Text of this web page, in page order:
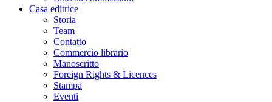
Casa editrice
Storia
Team
Contatto
Commercio librario
Manoscritto
Foreign Rights & Licences
Stampa
Eventi